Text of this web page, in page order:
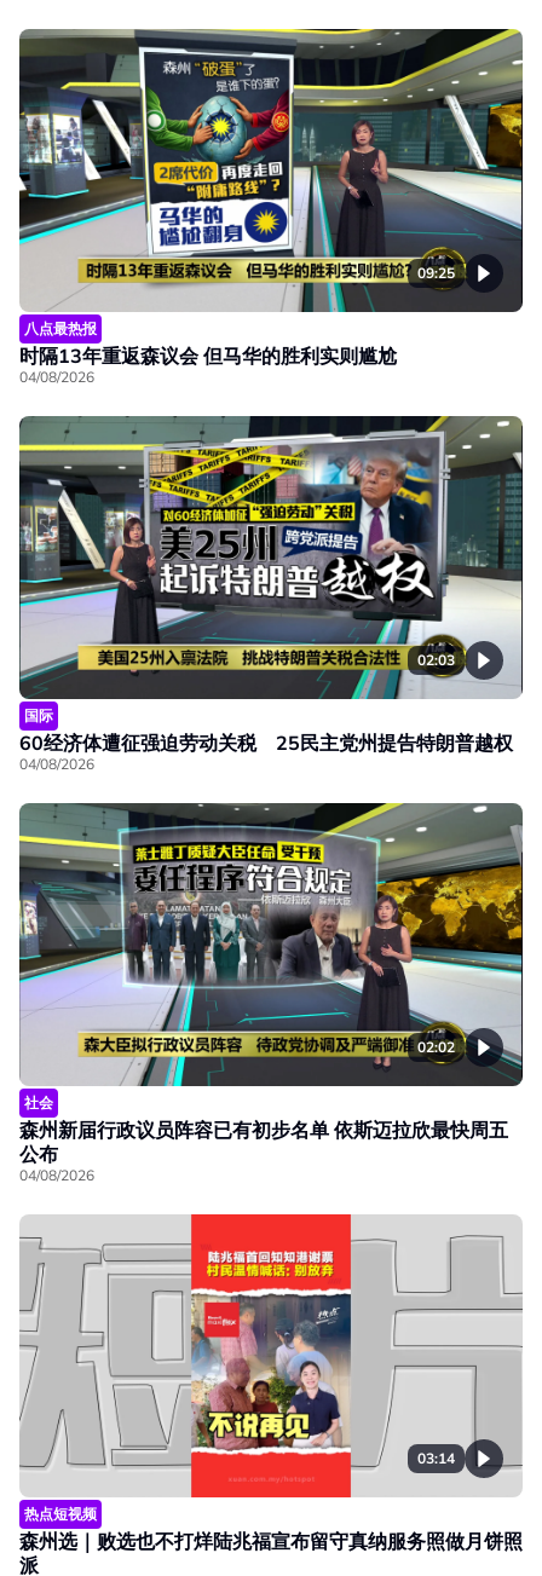
09:25
八点最热报
时隔13年重返森议会 但马华的胜利实则尴尬
04/08/2026
02:03
国际
60经济体遭征强迫劳动关税 25民主党州提告特朗普越权
04/08/2026
02:02
社会
森州新届行政议员阵容已有初步名单 依斯迈拉欣最快周五
公布
04/08/2026
03:14
热点短视频
森州选｜败选也不打烊陆兆福宣布留守真纳服务照做月饼照
派